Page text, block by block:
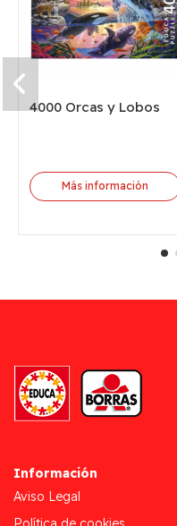
4000 Orcas y Lobos
Más información
Información
Aviso Legal